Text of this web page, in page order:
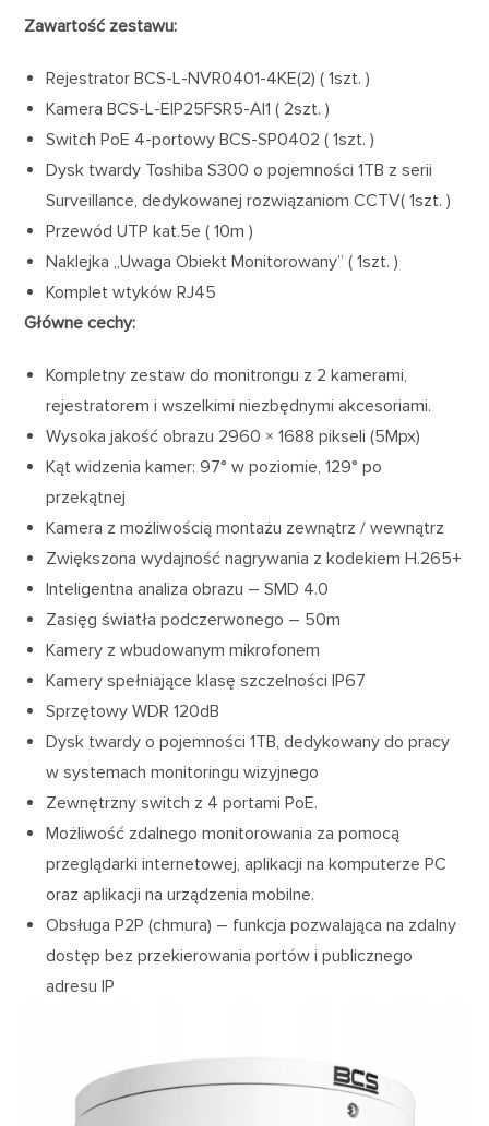
Zawartość zestawu:
Rejestrator BCS-L-NVR0401-4KE(2) ( 1szt. )
Kamera BCS-L-EIP25FSR5-AI1 ( 2szt. )
Switch PoE 4-portowy BCS-SP0402 ( 1szt. )
Dysk twardy Toshiba S300 o pojemności 1TB z serii
Surveillance, dedykowanej rozwiązaniom CCTV( 1szt. )
Przewód UTP kat.5e ( 10m )
Naklejka „Uwaga Obiekt Monitorowany” ( 1szt. )
Komplet wtyków RJ45
Główne cechy:
Kompletny zestaw do monitrongu z 2 kamerami,
rejestratorem i wszelkimi niezbędnymi akcesoriami.
Wysoka jakość obrazu 2960 × 1688 pikseli (5Mpx)
Kąt widzenia kamer: 97° w poziomie, 129° po
przekątnej
Kamera z możliwością montażu zewnątrz / wewnątrz
Zwiększona wydajność nagrywania z kodekiem H.265+
Inteligentna analiza obrazu – SMD 4.0
Zasięg światła podczerwonego – 50m
Kamery z wbudowanym mikrofonem
Kamery spełniające klasę szczelności IP67
Sprzętowy WDR 120dB
Dysk twardy o pojemności 1TB, dedykowany do pracy
w systemach monitoringu wizyjnego
Zewnętrzny switch z 4 portami PoE.
Możliwość zdalnego monitorowania za pomocą
przeglądarki internetowej, aplikacji na komputerze PC
oraz aplikacji na urządzenia mobilne.
Obsługa P2P (chmura) – funkcja pozwalająca na zdalny
dostęp bez przekierowania portów i publicznego
adresu IP